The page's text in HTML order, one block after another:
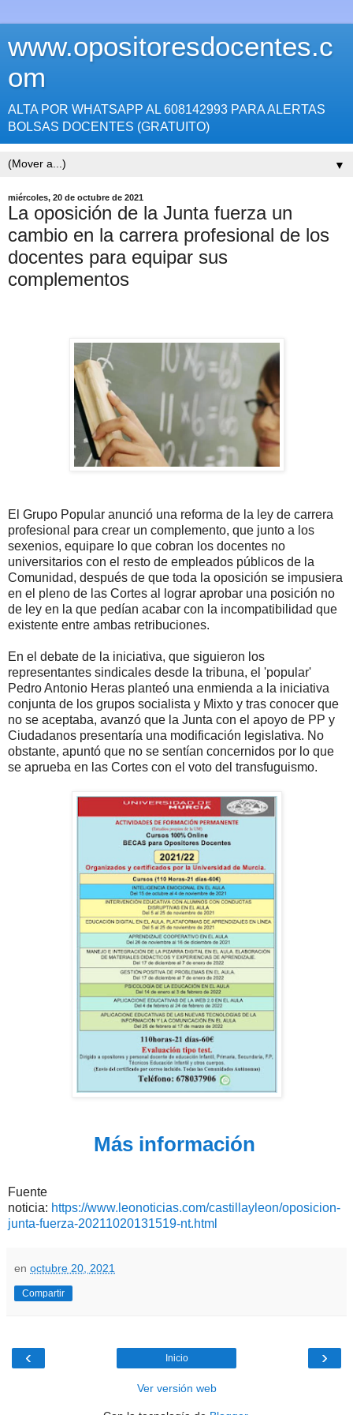
www.opositoresdocentes.c
om
ALTA POR WHATSAPP AL 608142993 PARA ALERTAS
BOLSAS DOCENTES (GRATUITO)
▼
miércoles, 20 de octubre de 2021
La oposición de la Junta fuerza un
cambio en la carrera profesional de los
docentes para equipar sus
complementos
El Grupo Popular anunció una reforma de la ley de carrera
profesional para crear un complemento, que junto a los
sexenios, equipare lo que cobran los docentes no
universitarios con el resto de empleados públicos de la
Comunidad, después de que toda la oposición se impusiera
en el pleno de las Cortes al lograr aprobar una posición no
de ley en la que pedían acabar con la incompatibilidad que
existente entre ambas retribuciones.
En el debate de la iniciativa, que siguieron los
representantes sindicales desde la tribuna, el 'popular'
Pedro Antonio Heras planteó una enmienda a la iniciativa
conjunta de los grupos socialista y Mixto y tras conocer que
no se aceptaba, avanzó que la Junta con el apoyo de PP y
Ciudadanos presentaría una modificación legislativa. No
obstante, apuntó que no se sentían concernidos por lo que
se aprueba en las Cortes con el voto del transfuguismo.
Más información
Fuente
noticia: https://www.leonoticias.com/castillayleon/oposicion-
junta-fuerza-20211020131519-nt.html
en octubre 20, 2021
Compartir
‹ ›
Inicio
Ver versión web